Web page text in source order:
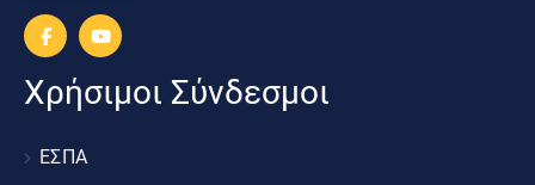
Χρήσιμοι Σύνδεσμοι
ΕΣΠΑ